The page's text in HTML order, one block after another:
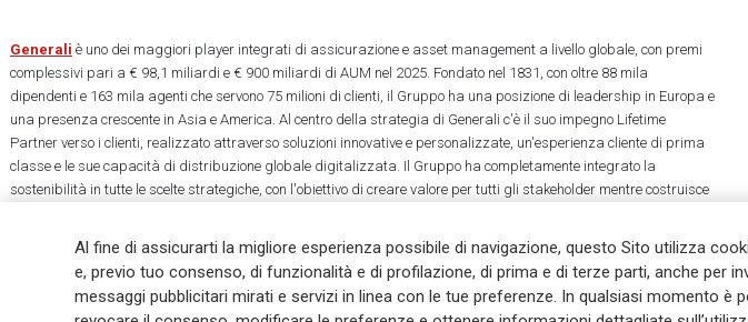
Generali è uno dei maggiori player integrati di assicurazione e asset management a livello globale, con premi
complessivi pari a € 98,1 miliardi e € 900 miliardi di AUM nel 2025. Fondato nel 1831, con oltre 88 mila
dipendenti e 163 mila agenti che servono 75 milioni di clienti, il Gruppo ha una posizione di leadership in Europa e
una presenza crescente in Asia e America. Al centro della strategia di Generali c'è il suo impegno Lifetime
Partner verso i clienti, realizzato attraverso soluzioni innovative e personalizzate, un'esperienza cliente di prima
classe e le sue capacità di distribuzione globale digitalizzata. Il Gruppo ha completamente integrato la
sostenibilità in tutte le scelte strategiche, con l'obiettivo di creare valore per tutti gli stakeholder mentre costruisce
Al fine di assicurarti la migliore esperienza possibile di navigazione, questo Sito utilizza
e, previo tuo consenso, di funzionalità e di profilazione, di prima e di terze parti, anche per
messaggi pubblicitari mirati e servizi in linea con le tue preferenze. In qualsiasi momento è